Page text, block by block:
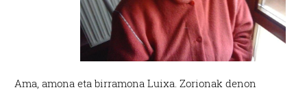
Ama, amona eta birramona Luixa. Zorionak denon